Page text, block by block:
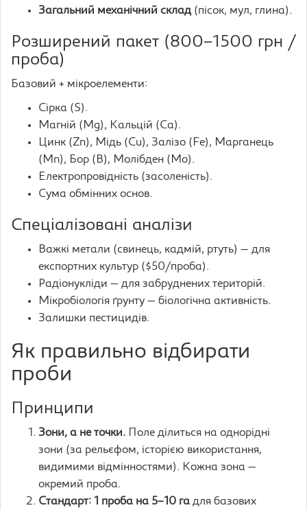
Загальний механічний склад (пісок, мул, глина).
Розширений пакет (800–1500 грн /
проба)
Базовий + мікроелементи:
Сірка (S).
Магній (Mg), Кальцій (Ca).
Цинк (Zn), Мідь (Cu), Залізо (Fe), Марганець
(Mn), Бор (B), Молібден (Mo).
Електропровідність (засоленість).
Сума обмінних основ.
Спеціалізовані аналізи
Важкі метали (свинець, кадмій, ртуть) — для
експортних культур ($50/проба).
Радіонукліди — для забруднених територій.
Мікробіологія ґрунту — біологічна активність.
Залишки пестицидів.
Як правильно відбирати
проби
Принципи
Зони, а не точки. Поле ділиться на однорідні
зони (за рельєфом, історією використання,
видимими відмінностями). Кожна зона —
окремий проба.
Стандарт: 1 проба на 5–10 га для базових